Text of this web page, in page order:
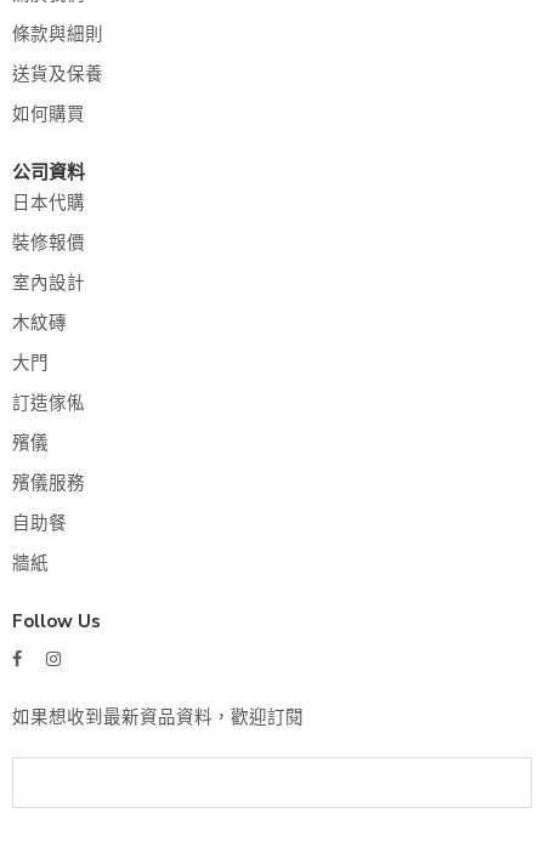
條款與細則
送貨及保養
如何購買
公司資料
日本代購
裝修報價
室內設計
木紋磚
大門
訂造傢俬
殯儀
殯儀服務
自助餐
牆紙
Follow Us
如果想收到最新資品資料，歡迎訂閱